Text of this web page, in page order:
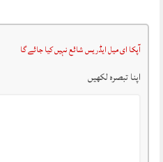
آپکا ای میل ایڈریس شائع نہیں کیا جائے گا
اپنا تبصرہ لکھیں